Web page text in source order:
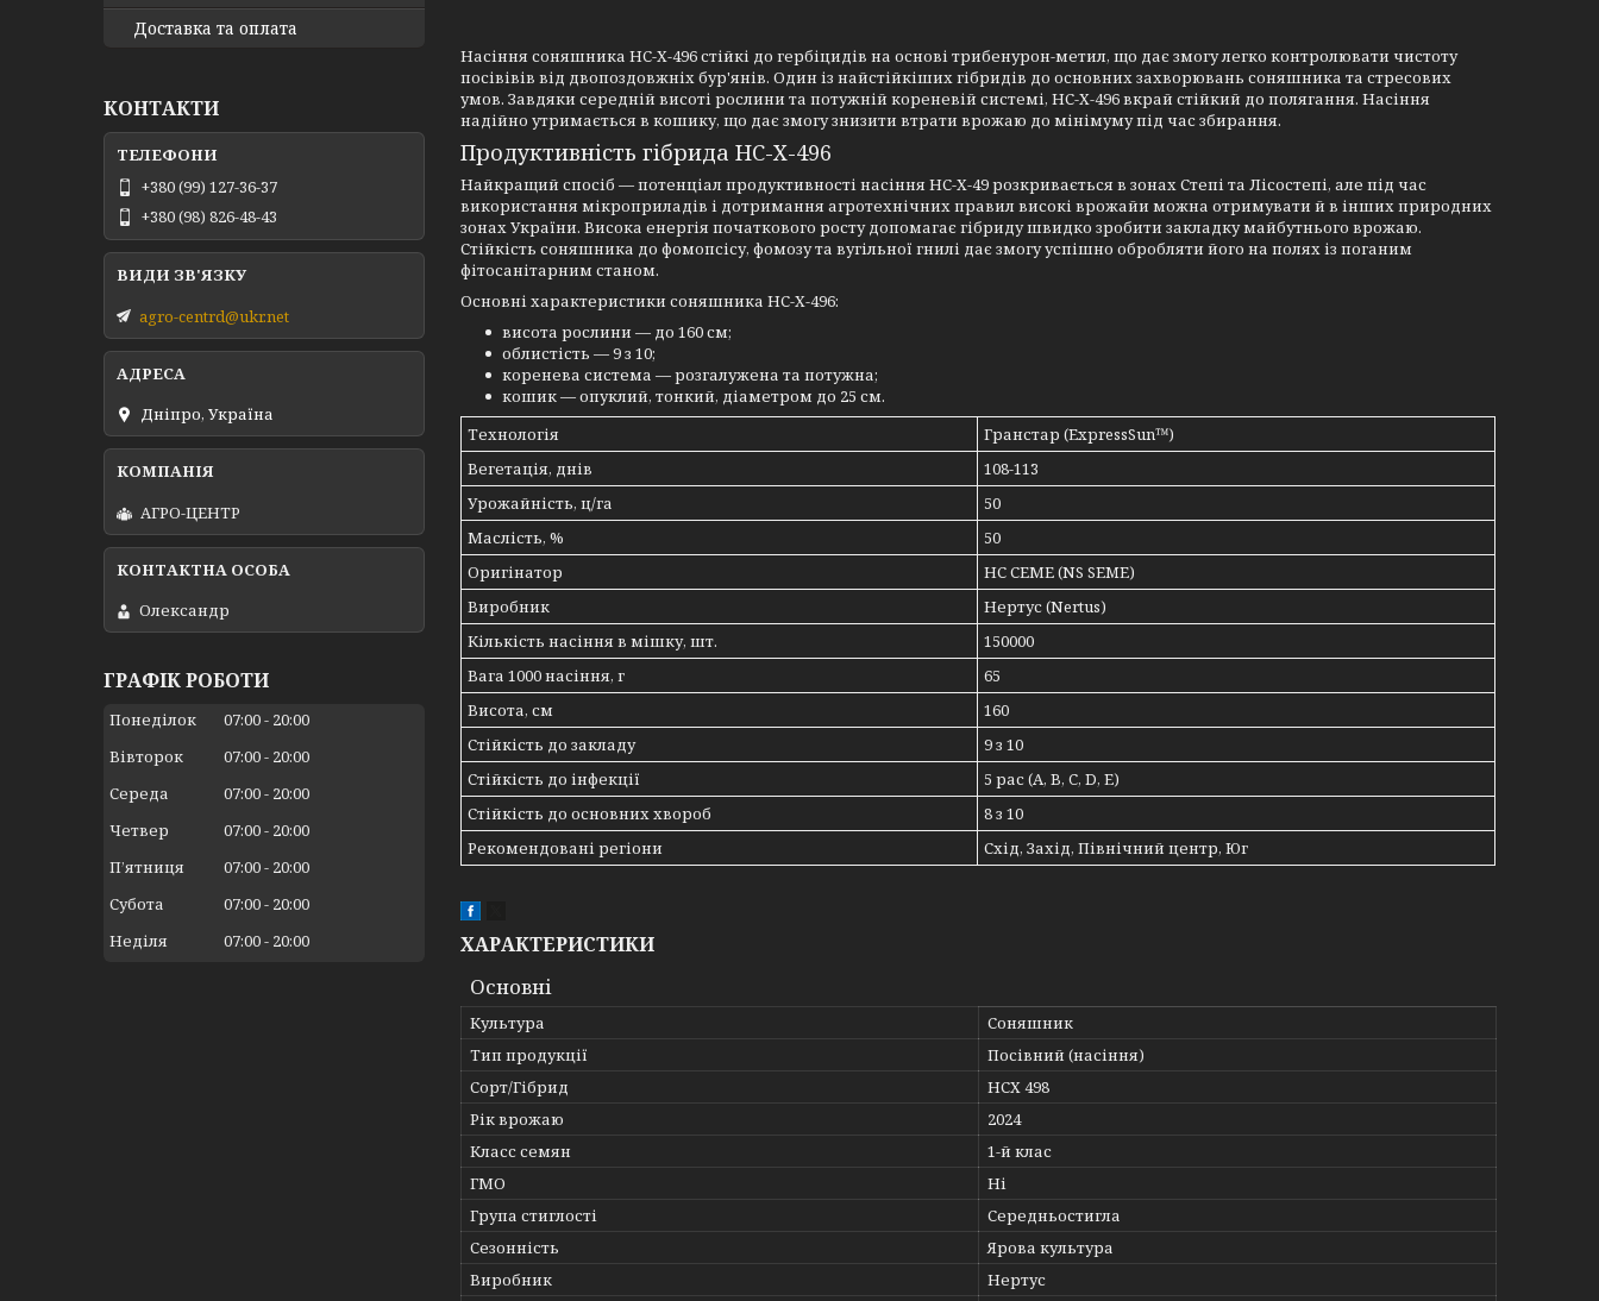
Насіння соняшника НС-Х-496 стійкі до гербіцидів на основі трибенурон-метил, що дає змогу легко контролювати чистоту
посівівів від двопоздовжніх бур'янів. Один із найстійкіших гібридів до основних захворювань соняшника та стресових
умов. Завдяки середній висоті рослини та потужній кореневій системі, НС-Х-496 вкрай стійкий до полягання. Насіння
надійно утримається в кошику, що дає змогу знизити втрати врожаю до мінімуму під час збирання.
Продуктивність гібрида НС-Х-496
Найкращий спосіб — потенціал продуктивності насіння НС-Х-49 розкривається в зонах Степі та Лісостепі, але під час
використання мікроприладів і дотримання агротехнічних правил високі врожайи можна отримувати й в інших природних
зонах України. Висока енергія початкового росту допомагає гібриду швидко зробити закладку майбутнього врожаю.
Стійкість соняшника до фомопсісу, фомозу та вугільної гнилі дає змогу успішно обробляти його на полях із поганим
фітосанітарним станом.
Основні характеристики соняшника НС-Х-496:
висота рослини — до 160 см;
облистість — 9 з 10;
коренева система — розгалужена та потужна;
кошик — опуклий, тонкий, діаметром до 25 см.
Технологія
Гранстар (ExpressSun™)
Вегетація, днів
108-113
Урожайність, ц/га
50
Маслість, %
50
Оригінатор
НС СЕМЕ (NS SEME)
Виробник
Нертус (Nertus)
Кількість насіння в мішку, шт.
150000
Вага 1000 насіння, г
65
Висота, см
160
Стійкість до закладу
9 з 10
Стійкість до інфекції
5 рас (A, B, C, D, E)
Стійкість до основних хвороб
8 з 10
Рекомендовані регіони
Схід, Захід, Північний центр, Юг
ХАРАКТЕРИСТИКИ
Основні
Культура
Соняшник
Тип продукції
Посівний (насіння)
Сорт/Гібрид
НСХ 498
Рік врожаю
2024
Класс семян
1-й клас
ГМО
Ні
Група стиглості
Середньостигла
Сезонність
Ярова культура
Виробник
Нертус
Доставка та оплата
КОНТАКТИ
+380 (99) 127-36-37
+380 (98) 826-48-43
agro-centrd@ukr.net
Дніпро, Україна
АГРО-ЦЕНТР
Олександр
ГРАФІК РОБОТИ
Понеділок 07:00
20:00
Вівторок
07:00
20:00
Середа
07:00
20:00
Четвер
07:00
20:00
Пʼятниця
07:00
20:00
Субота
07:00
20:00
Неділя
07:00 20:00